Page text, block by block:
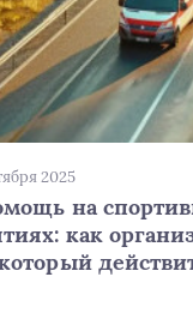
2025
на
как